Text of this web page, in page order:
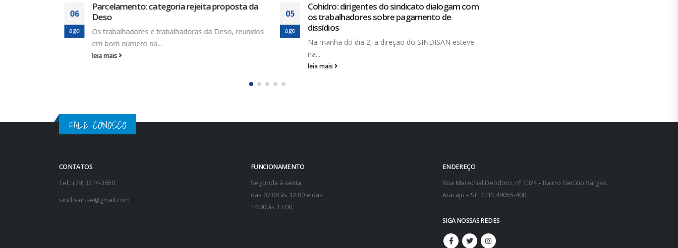
06
ago
Parcelamento: categoria rejeita proposta da
Deso
Os trabalhadores e trabalhadoras da Deso, reunidos
em bom número na...
leia mais
05
ago
Cohidro: dirigentes do sindicato dialogam com
os trabalhadores sobre pagamento de
dissídios
Na manhã do dia 2, a direção do SINDISAN esteve
na...
leia mais
FALE CONOSCO
CONTATOS
Tel.: (79) 3214-3650
sindisan.se@gmail.com
FUNCIONAMENTO
Segunda à sexta,
das 07:00 às 12:00 e das
14:00 às 17:00.
ENDEREÇO
Rua Marechal Deodoro, nº 1024 – Bairro Getúlio Vargas,
Aracaju – SE. CEP: 49055-400
SIGA NOSSAS REDES